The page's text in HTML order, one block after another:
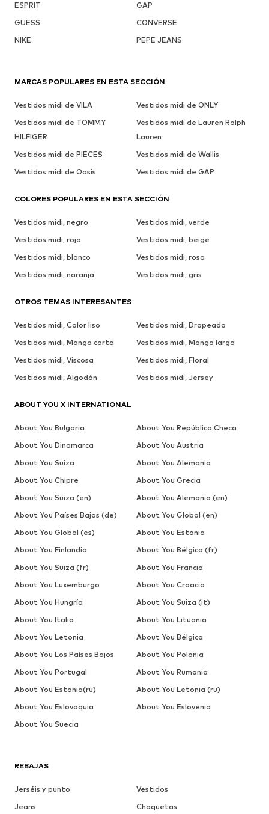
ESPRIT
GAP
GUESS
CONVERSE
NIKE
PEPE JEANS
REBAJAS
Jerséis y punto
Vestidos
Jeans
Chaquetas
MARCAS POPULARES EN ESTA SECCIÓN
Vestidos midi de VILA
Vestidos midi de ONLY
Vestidos midi de TOMMY
HILFIGER
Vestidos midi de Lauren Ralph
Lauren
Vestidos midi de PIECES
Vestidos midi de Wallis
Vestidos midi de Oasis
Vestidos midi de GAP
COLORES POPULARES EN ESTA SECCIÓN
Vestidos midi, negro
Vestidos midi, verde
Vestidos midi, rojo
Vestidos midi, beige
Vestidos midi, blanco
Vestidos midi, rosa
Vestidos midi, naranja
Vestidos midi, gris
OTROS TEMAS INTERESANTES
Vestidos midi, Color liso
Vestidos midi, Drapeado
Vestidos midi, Manga corta
Vestidos midi, Manga larga
Vestidos midi, Viscosa
Vestidos midi, Floral
Vestidos midi, Algodón
Vestidos midi, Jersey
ABOUT YOU X INTERNATIONAL
About You Bulgaria
About You República Checa
About You Dinamarca
About You Austria
About You Suiza
About You Alemania
About You Chipre
About You Grecia
About You Suiza (en)
About You Alemania (en)
About You Países Bajos (de)
About You Global (en)
About You Global (es)
About You Estonia
About You Finlandia
About You Bélgica (fr)
About You Suiza (fr)
About You Francia
About You Luxemburgo
About You Croacia
About You Hungría
About You Suiza (it)
About You Italia
About You Lituania
About You Letonia
About You Bélgica
About You Los Países Bajos
About You Polonia
About You Portugal
About You Rumania
About You Estonia(ru)
About You Letonia (ru)
About You Eslovaquia
About You Eslovenia
About You Suecia